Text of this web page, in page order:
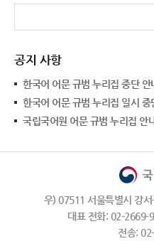
공지 사항
한국어 어문 규범 누리집 중단 안
한국어 어문 규범 누리집 일시 중
국립국어원 어문 규범 누리집 안
우) 07511 서울특별시 강
대표 전화: 02-2669-
전송: